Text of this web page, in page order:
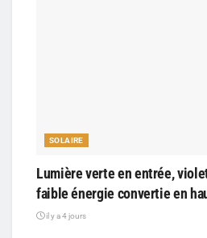
SOLAIRE
Lumière verte en entrée,
faible énergie convertie en
il y a 4 jours